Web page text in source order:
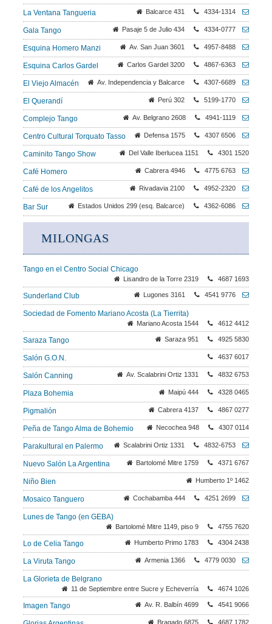
La Ventana Tangueria Balcarce 431 4334-1314
Gala Tango Pasaje 5 de Julio 434 4334-0777
Esquina Homero Manzi Av. San Juan 3601 4957-8488
Esquina Carlos Gardel Carlos Gardel 3200 4867-6363
El Viejo Almacén Av. Independencia y Balcarce 4307-6689
El Querandí Perú 302 5199-1770
Complejo Tango Av. Belgrano 2608 4941-1119
Centro Cultural Torquato Tasso Defensa 1575 4307 6506
Caminito Tango Show Del Valle Iberlucea 1151 4301 1520
Café Homero Cabrera 4946 4775 6763
Café de los Angelitos Rivadavia 2100 4952-2320
Bar Sur Estados Unidos 299 (esq. Balcarce) 4362-6086
MILONGAS
Tango en el Centro Social Chicago
Lisandro de la Torre 2319 4687 1693
Sunderland Club Lugones 3161 4541 9776
Sociedad de Fomento Mariano Acosta (La Tierrita)
Mariano Acosta 1544 4612 4412
Saraza Tango Saraza 951 4925 5830
Salón G.O.N. 4637 6017
Salón Canning Av. Scalabrini Ortiz 1331 4832 6753
Plaza Bohemia Maipú 444 4328 0465
Pigmalión Cabrera 4137 4867 0277
Peña de Tango Alma de Bohemio Necochea 948 4307 0114
Parakultural en Palermo Scalabrini Ortiz 1331 4832-6753
Nuevo Salón La Argentina Bartolomé Mitre 1759 4371 6767
Niño Bien Humberto 1º 1462
Mosaico Tanguero Cochabamba 444 4251 2699
Lunes de Tango (en GEBA)
Bartolomé Mitre 1149, piso 9 4755 7620
Lo de Celia Tango Humberto Primo 1783 4304 2438
La Viruta Tango Armenia 1366 4779 0030
La Glorieta de Belgrano
11 de Septiembre entre Sucre y Echeverría 4674 1026
Imagen Tango Av. R. Balbín 4699 4541 9066
Bragado 6875 4687 1782